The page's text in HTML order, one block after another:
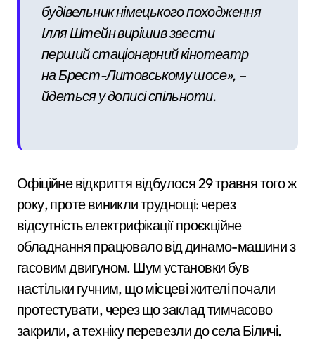
будівельник німецького походження
Ілля Штейн вирішив звести
перший стаціонарний кінотеатр
на Брест-Литовському шосе», –
йдеться у дописі спільноти.
Офіційне відкриття відбулося 29 травня того ж
року, проте виникли труднощі: через
відсутність електрифікації проєкційне
обладнання працювало від динамо-машини з
гасовим двигуном. Шум установки був
настільки гучним, що місцеві жителі почали
протестувати, через що заклад тимчасово
закрили, а техніку перевезли до села Біличі.